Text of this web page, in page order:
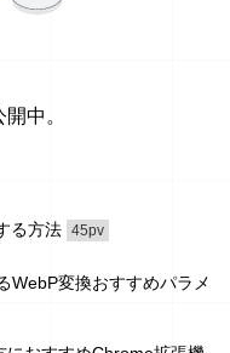
中。
る方法 45pv
WebP変換おすすめパラメ